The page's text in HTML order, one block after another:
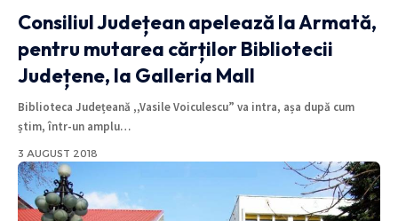
Consiliul Județean apelează la Armată,
pentru mutarea cărților Bibliotecii
Județene, la Galleria Mall
Biblioteca Județeană ,,Vasile Voiculescu” va intra, așa după cum
știm, într-un amplu…
3 AUGUST 2018